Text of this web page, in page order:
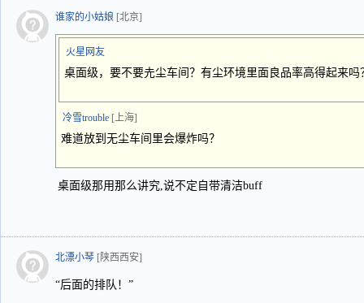
谁家的小姑娘 [北京]
火星网友
桌面级，要不要圥尘车间？有尘环境里面良品率高得起来吗
冷雪trouble [上海]
难道放到无尘车间里会爆炸吗？
桌面级那用那么讲究,说不定自带清洁buff
北漂小琴 [陕西西安]
“后面的排队！”